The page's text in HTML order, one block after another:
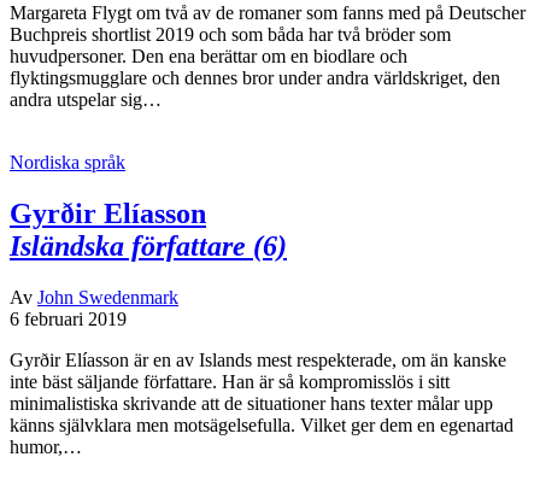
Margareta Flygt om två av de romaner som fanns med på Deutscher
Buchpreis shortlist 2019 och som båda har två bröder som
huvudpersoner. Den ena berättar om en biodlare och
flyktingsmugglare och dennes bror under andra världskriget, den
andra utspelar sig…
Nordiska språk
Gyrðir Elíasson
Isländska författare (6)
Av John Swedenmark
6 februari 2019
Gyrðir Elíasson är en av Islands mest respekterade, om än kanske
inte bäst säljande författare. Han är så kompromisslös i sitt
minimalistiska skrivande att de situationer hans texter målar upp
känns självklara men motsägelsefulla. Vilket ger dem en egenartad
humor,…